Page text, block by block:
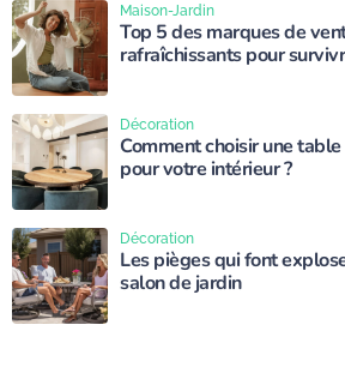
Top 5 des marques de
rafraîchissants pour
Maison-Jardin
Comment choisir une
pour votre intérieur ?
Décoration
Les pièges qui font
salon de jardin
Décoration